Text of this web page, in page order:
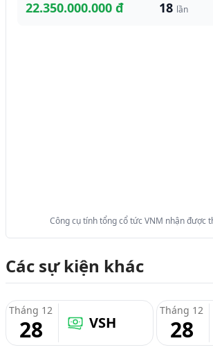
22.350.000.000 đ 18 lần
Công cụ tính tổng cổ tức VNM nhận được
Các sự kiện khác
Tháng 12
28 VSH
Tháng 12
28